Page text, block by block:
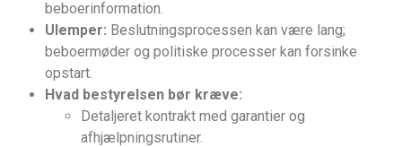
beboerinformation.
Ulemper: Beslutningsprocessen kan være lang;
beboermøder og politiske processer kan forsinke
opstart.
Hvad bestyrelsen bør kræve:
Detaljeret kontrakt med garantier og
afhjælpningsrutiner.